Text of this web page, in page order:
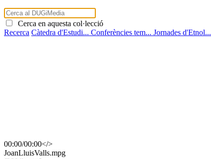
Cerca en aquesta col·lecció
Recerca Càtedra d'Estudi... Conferències tem... Jornades d'Etnol...
00:00/00:00</>
​JoanLluisValls.mpg